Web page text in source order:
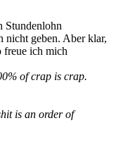
große Buch der